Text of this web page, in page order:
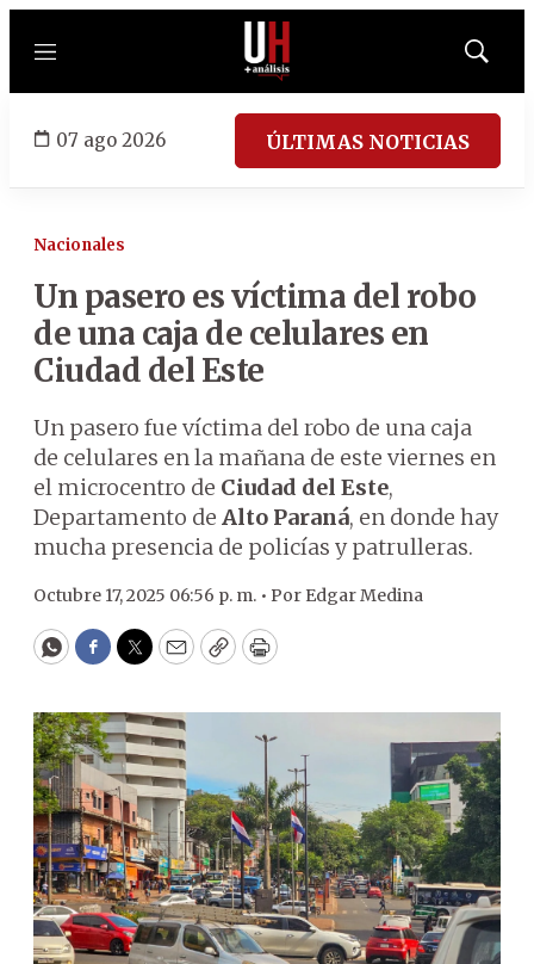
Menú
Mostrar
07 ago 2026 ÚLTIMAS NOTICIAS
Nacionales
Un pasero es víctima del robo
de una caja de celulares en
Ciudad del Este
Un pasero fue víctima del robo de una caja
de celulares en la mañana de este viernes en
el microcentro de Ciudad del Este,
Departamento de Alto Paraná, en donde hay
mucha presencia de policías y patrulleras.
Octubre 17, 2025 06:56 p. m. • Por Edgar Medina
WhatsApp
Facebook
Twitter
EmailCopyPrint